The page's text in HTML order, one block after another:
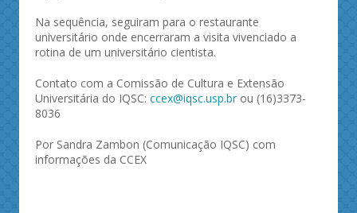
Na sequência, seguiram para o restaurante
universitário onde encerraram a visita vivenciado a
rotina de um universitário cientista.
Contato com a Comissão de Cultura e Extensão
Universitária do IQSC: ccex@iqsc.usp.br ou (16)3373-
8036
Por Sandra Zambon (Comunicação IQSC) com
informações da CCEX